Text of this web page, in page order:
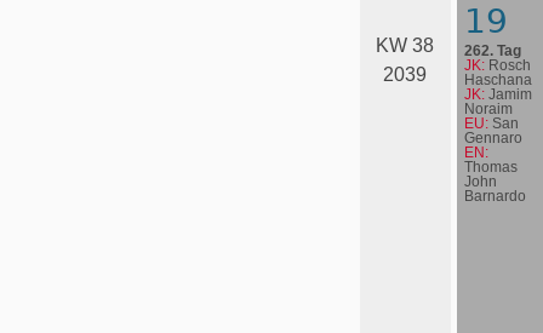
KW 38
2039
19
262. Tag
JK: Rosch
Haschana
JK: Jamim
Noraim
EU: San
Gennaro
EN:
Thomas
John
Barnardo